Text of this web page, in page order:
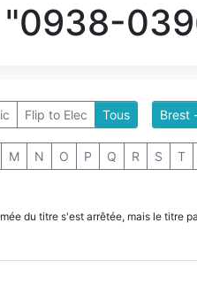
"0938-
Flip to Elec Tous Brest
M N O P Q R S T
du titre s'est arrêtée, mais le titre